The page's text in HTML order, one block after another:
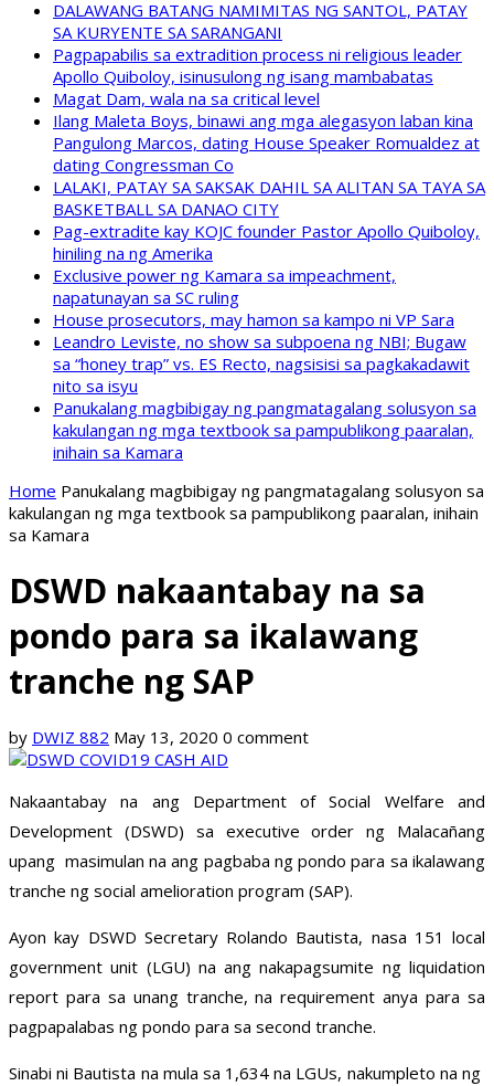
DALAWANG BATANG NAMIMITAS NG SANTOL, PATAY
SA KURYENTE SA SARANGANI
Pagpapabilis sa extradition process ni religious leader
Apollo Quiboloy, isinusulong ng isang mambabatas
Magat Dam, wala na sa critical level
Ilang Maleta Boys, binawi ang mga alegasyon laban kina
Pangulong Marcos, dating House Speaker Romualdez at
dating Congressman Co
LALAKI, PATAY SA SAKSAK DAHIL SA ALITAN SA TAYA SA
BASKETBALL SA DANAO CITY
Pag-extradite kay KOJC founder Pastor Apollo Quiboloy,
hiniling na ng Amerika
Exclusive power ng Kamara sa impeachment,
napatunayan sa SC ruling
House prosecutors, may hamon sa kampo ni VP Sara
Leandro Leviste, no show sa subpoena ng NBI; Bugaw
sa “honey trap” vs. ES Recto, nagsisisi sa pagkakadawit
nito sa isyu
Panukalang magbibigay ng pangmatagalang solusyon sa
kakulangan ng mga textbook sa pampublikong paaralan,
inihain sa Kamara
Home Panukalang magbibigay ng pangmatagalang solusyon sa
kakulangan ng mga textbook sa pampublikong paaralan, inihain
sa Kamara
DSWD nakaantabay na sa
pondo para sa ikalawang
tranche ng SAP
by DWIZ 882 May 13, 2020 0 comment
Nakaantabay na ang Department of Social Welfare and
Development (DSWD) sa executive order ng Malacañang
upang masimulan na ang pagbaba ng pondo para sa ikalawang
tranche ng social amelioration program (SAP).
Ayon kay DSWD Secretary Rolando Bautista, nasa 151 local
government unit (LGU) na ang nakapagsumite ng liquidation
report para sa unang tranche, na requirement anya para sa
pagpapalabas ng pondo para sa second tranche.
Sinabi ni Bautista na mula sa 1,634 na LGUs, nakumpleto na ng